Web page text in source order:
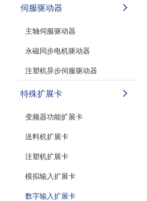
伺服驱动器
主轴伺服驱动器
永磁同步电机驱动器
注塑机异步伺服驱动器
特殊扩展卡
变频器功能扩展卡
送料机扩展卡
注塑机扩展卡
模拟输入扩展卡
数字输入扩展卡